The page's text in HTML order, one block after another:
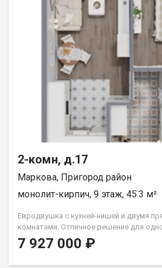
2-комн, д.17
Маркова, Пригород район
монолит-кирпич, 9 этаж, 45.3 м²
Евродвушка с кухней-нишей и двумя
комнатами. Отличное решение для
человека или семьи из двух человек.
окна). Группа строительных компаний
7 927 000 ₽